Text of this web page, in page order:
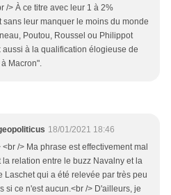
/> À ce titre avec leur 1 à 2%
sans leur manquer le moins du monde
Poutou, Roussel ou Philippot
à la qualification élogieuse de
Macron".
18/01/2021 18:46
<br /> Ma phrase est effectivement mal
la relation entre le buzz Navalny et la
Laschet qui a été relevée par très peu
si ce n'est aucun.<br /> D'ailleurs, je